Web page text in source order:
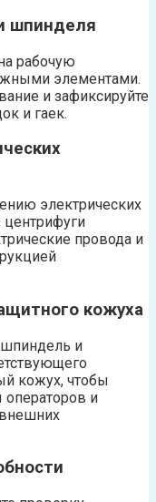
шпинделя
рабочую
элементами.
и зафиксируйте
и гаек.
электрических
центрифуги
провода и
кожуха
и
кожух, чтобы
и